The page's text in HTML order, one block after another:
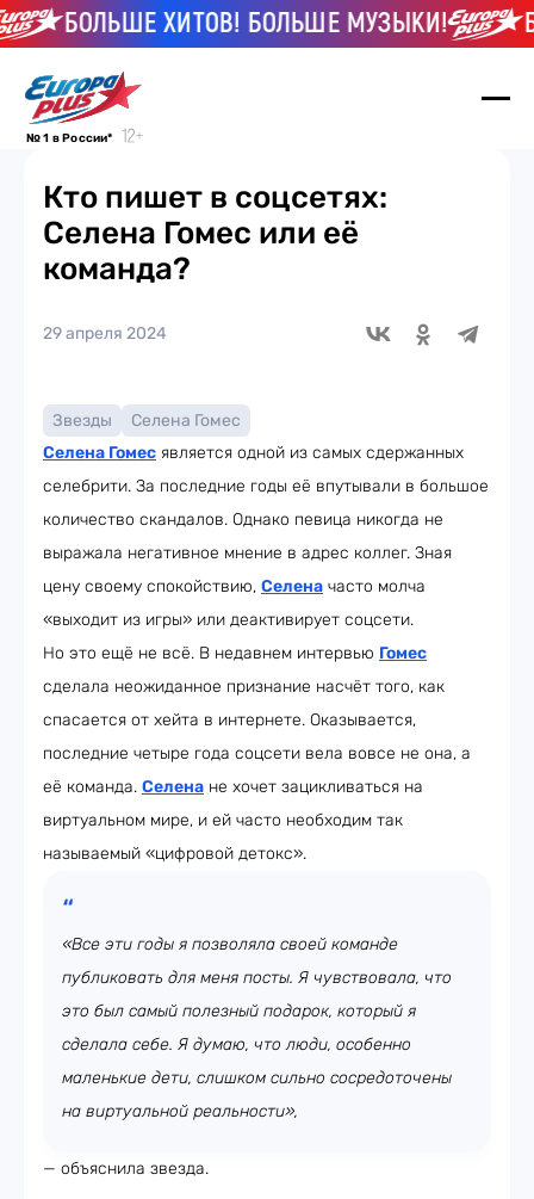
БОЛЬШЕ ХИТОВ! БОЛЬШЕ МУЗЫКИ!
№ 1 в России*
Кто пишет в соцсетях:
Селена Гомес или её
команда?
29 апреля 2024
Звезды
Селена Гомес
Селена Гомес является одной из самых сдержанных
селебрити. За последние годы её впутывали в большое
количество скандалов. Однако певица никогда не
выражала негативное мнение в адрес коллег. Зная
цену своему спокойствию, Селена часто молча
«выходит из игры» или деактивирует соцсети.
Но это ещё не всё. В недавнем интервью Гомес
сделала неожиданное признание насчёт того, как
спасается от хейта в интернете. Оказывается,
последние четыре года соцсети вела вовсе не она, а
её команда. Селена не хочет зацикливаться на
виртуальном мире, и ей часто необходим так
называемый «цифровой детокс».
«Все эти годы я позволяла своей команде
публиковать для меня посты. Я чувствовала, что
это был самый полезный подарок, который я
сделала себе. Я думаю, что люди, особенно
маленькие дети, слишком сильно сосредоточены
на виртуальной реальности»,
— объяснила звезда.